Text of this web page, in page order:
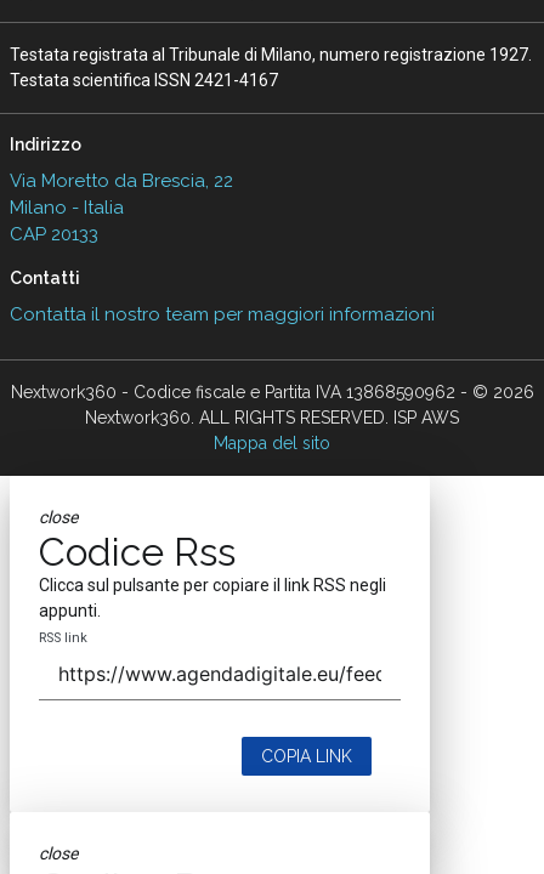
Testata registrata al Tribunale di Milano, numero registrazione 1927.
Testata scientifica ISSN 2421-4167
Indirizzo
Via Moretto da Brescia, 22
Milano - Italia
CAP 20133
Contatti
Contatta il nostro team per maggiori informazioni
Nextwork360 - Codice fiscale e Partita IVA 13868590962 - © 2026
Nextwork360. ALL RIGHTS RESERVED. ISP AWS
Mappa del sito
close
Codice Rss
Clicca sul pulsante per copiare il link RSS negli
appunti.
RSS link
COPIA LINK
close